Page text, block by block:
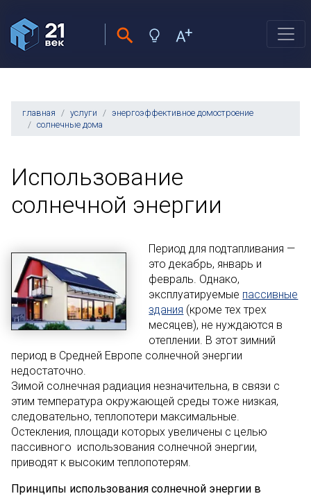
главная услуги
энергоэффективное домостроение
солнечные дома
Использование
солнечной энергии
Период для подтапливания —
это декабрь, январь и
февраль. Однако,
эксплуатируемые пассивные
здания (кроме тех трех
месяцев), не нуждаются в
отеплении. В этот зимний
период в Средней Европе солнечной энергии
недостаточно.
Зимой солнечная радиация незначительна, в связи с
этим температура окружающей среды тоже низкая,
следовательно, теплопотери максимальные.
Остекления, площади которых увеличены с целью
пассивного использования солнечной энергии,
приводят к высоким теплопотерям.
Принципы использования солнечной энергии в